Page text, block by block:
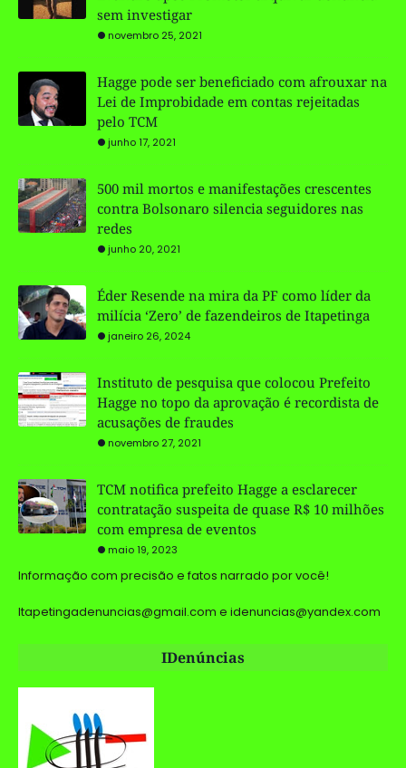
sem investigar
novembro 25, 2021
Hagge pode ser beneficiado com afrouxar na
Lei de Improbidade em contas rejeitadas
pelo TCM
junho 17, 2021
500 mil mortos e manifestações crescentes
contra Bolsonaro silencia seguidores nas
redes
junho 20, 2021
Éder Resende na mira da PF como líder da
milícia ‘Zero’ de fazendeiros de Itapetinga
janeiro 26, 2024
Instituto de pesquisa que colocou Prefeito
Hagge no topo da aprovação é recordista de
acusações de fraudes
novembro 27, 2021
TCM notifica prefeito Hagge a esclarecer
contratação suspeita de quase R$ 10 milhões
com empresa de eventos
maio 19, 2023
Informação com precisão e fatos narrado por você!
Itapetingadenuncias@gmail.com e idenuncias@yandex.com
IDenúncias